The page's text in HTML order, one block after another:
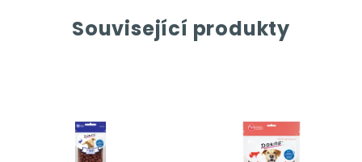
Související produkty